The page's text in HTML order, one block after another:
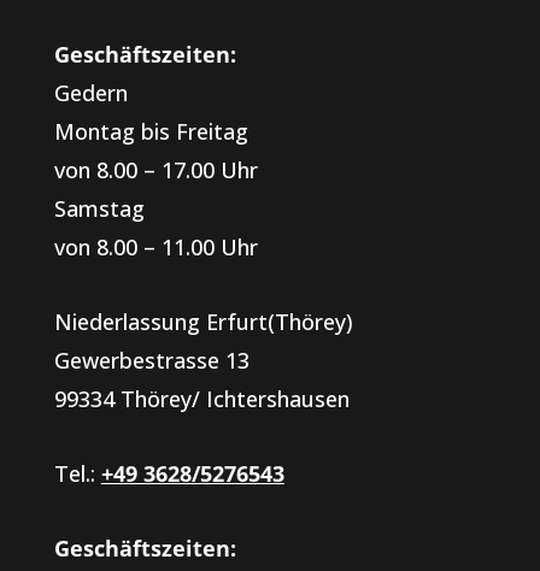
Geschäftszeiten:
Gedern
Montag bis Freitag
von 8.00 – 17.00 Uhr
Samstag
von 8.00 – 11.00 Uhr
Niederlassung Erfurt(Thörey)
Gewerbestrasse 13
99334 Thörey/ Ichtershausen
Tel.: +49 3628/5276543
Geschäftszeiten: